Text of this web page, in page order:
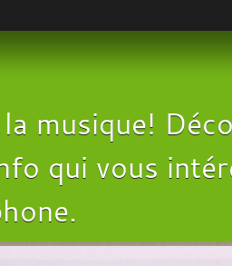
musique!
qui vous